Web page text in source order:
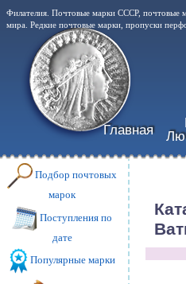
Филателия. Почтовые марки СССР, почтовые
мира. Редкие почтовые марки, пропуски
Главная
Подбор почтовых
марок
Поступления по
дате
Популярные марки